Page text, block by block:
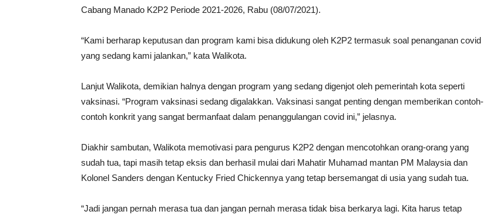
Cabang Manado K2P2 Periode 2021-2026, Rabu (08/07/2021).
“Kami berharap keputusan dan program kami bisa didukung oleh K2P2 termasuk soal penanganan covid
yang sedang kami jalankan,” kata Walikota.
Lanjut Walikota, demikian halnya dengan program yang sedang digenjot oleh pemerintah kota seperti
vaksinasi. “Program vaksinasi sedang digalakkan. Vaksinasi sangat penting dengan memberikan contoh-
contoh konkrit yang sangat bermanfaat dalam penanggulangan covid ini,” jelasnya.
Diakhir sambutan, Walikota memotivasi para pengurus K2P2 dengan mencotohkan orang-orang yang
sudah tua, tapi masih tetap eksis dan berhasil mulai dari Mahatir Muhamad mantan PM Malaysia dan
Kolonel Sanders dengan Kentucky Fried Chickennya yang tetap bersemangat di usia yang sudah tua.
“Jadi jangan pernah merasa tua dan jangan pernah merasa tidak bisa berkarya lagi. Kita harus tetap